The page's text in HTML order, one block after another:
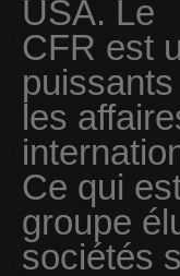
USA. Le
CFR est
les
Ce qui
groupe
sociétés